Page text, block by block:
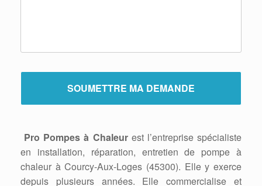
Pro Pompes à Chaleurest l’entreprise spécialiste
en installation, réparation, entretien de pompe à
chaleur à Courcy-Aux-Loges (45300). Elle y exerce
depuis plusieurs années. Elle commercialise et